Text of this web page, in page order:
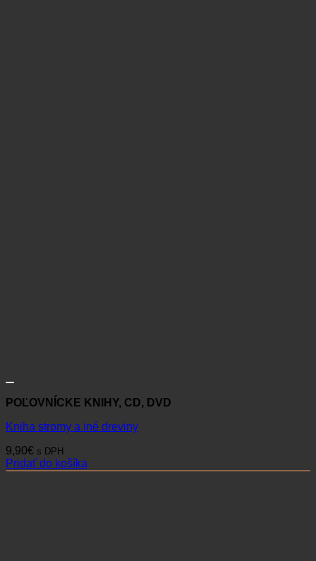
POĽOVNÍCKE KNIHY, CD, DVD
Kniha stromy a iné dreviny
9,90€ s DPH
Pridať do košíka